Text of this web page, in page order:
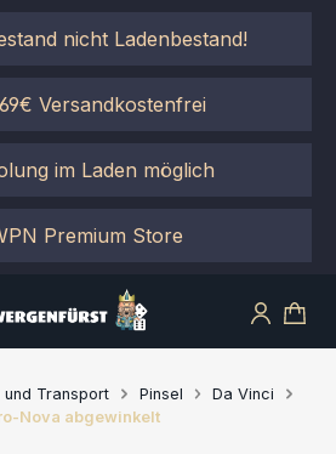
nicht Ladenbestand!
Versandkostenfrei
im Laden möglich
per "Click&Collect"
Premium Store
und Transport Pinsel
Da Vinci
Nova abgewinkelt